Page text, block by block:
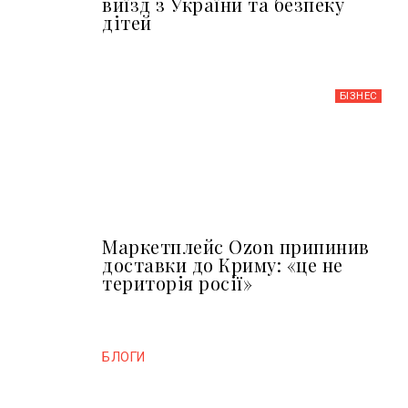
дітей
БІЗНЕС
Маркетплейс Ozon припинив
доставки до Криму: «це не
територія росії»
БЛОГИ